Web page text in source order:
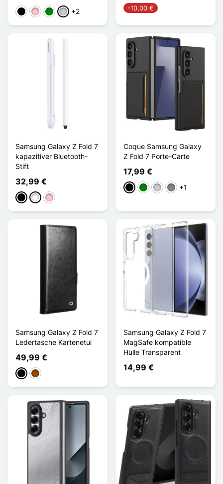
Schwarz
PinkGrünSilber
+2 -10,00 €
Samsung Galaxy Z Fold 7
kapazitiver Bluetooth-
Stift
32,99 €
Schwarz
WeißPink
Coque Samsung Galaxy
Z Fold 7 Porte-Carte
17,99 €
Schwarz
GrünSilberGris Titanium
+1
Samsung Galaxy Z Fold 7
Ledertasche Kartenetui
49,99 €
Schwarz
Braun
Samsung Galaxy Z Fold 7
MagSafe kompatible
Hülle Transparent
14,99 €